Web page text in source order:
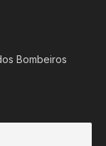
Bombeiros